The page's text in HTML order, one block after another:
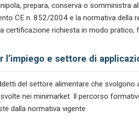
prepara, conserva o somministra
CE n. 852/2004 e la normativa della
certificazione richiesta in modo pratico,
l’impiego e settore di
del settore alimentare che
nei minimarket. Il percorso
dalla normativa vigente.